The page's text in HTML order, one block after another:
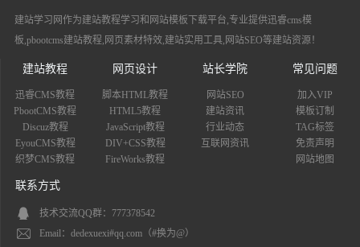
建站学习网作为建站教程学习和网站模板下载平台,专业提供迅睿cms模
板,pbootcms建站教程,网页素材特效,建站实用工具,网站SEO等建站资源！
建站教程
迅睿CMS教程
PbootCMS教程
Discuz教程
EyouCMS教程
织梦CMS教程
网页设计
脚本HTML教程
HTML5教程
JavaScript教程
DIV+CSS教程
FireWorks教程
站长学院
网站SEO
建站资讯
行业动态
互联网资讯
常见问题
加入VIP
模板订制
TAG标签
免责声明
网站地图
联系方式
技术交流QQ群：777378542
Email：dedexuexi#qq.com（#换为@）